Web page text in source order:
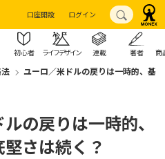
口座開設 ログイン
初心者 ライフデザイン 連載 著者 商
ユーロ／米ドルの戻りは一時的、基
の戻りは一時的、
さは続く？